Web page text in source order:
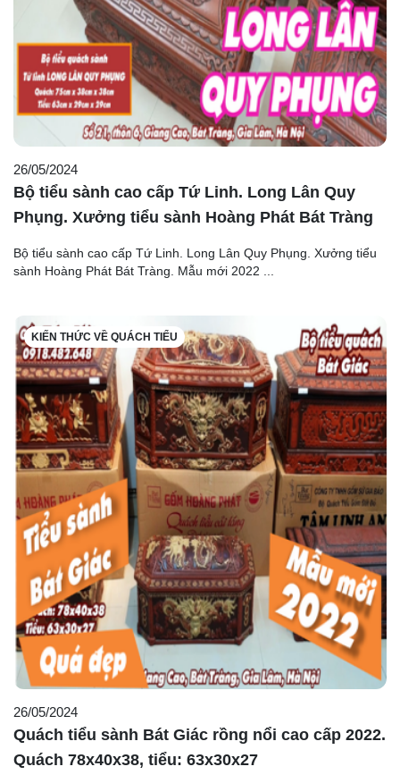
26/05/2024
Bộ tiểu sành cao cấp Tứ Linh. Long Lân Quy
Phụng. Xưởng tiểu sành Hoàng Phát Bát Tràng
Bộ tiểu sành cao cấp Tứ Linh. Long Lân Quy Phụng. Xưởng tiểu
sành Hoàng Phát Bát Tràng. Mẫu mới 2022 ...
KIẾN THỨC VỀ QUÁCH TIỂU
26/05/2024
Quách tiểu sành Bát Giác rồng nổi cao cấp 2022.
Quách 78x40x38, tiểu: 63x30x27